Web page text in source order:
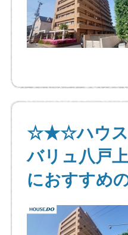
☆★☆ハウス
バリュ八戸
におすすめ